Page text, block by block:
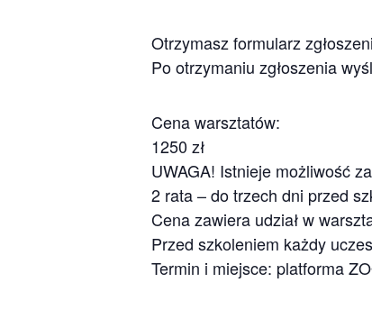
Otrzymasz formularz
Po otrzymaniu zgłoszenia
Cena warsztatów:
1250 zł
UWAGA! Istnieje możliwość
2 rata – do trzech dni przed
Cena zawiera udział w
Przed szkoleniem każdy
Termin i miejsce: platforma